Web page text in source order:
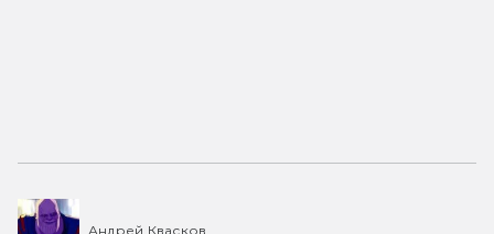
Андрей Квасков